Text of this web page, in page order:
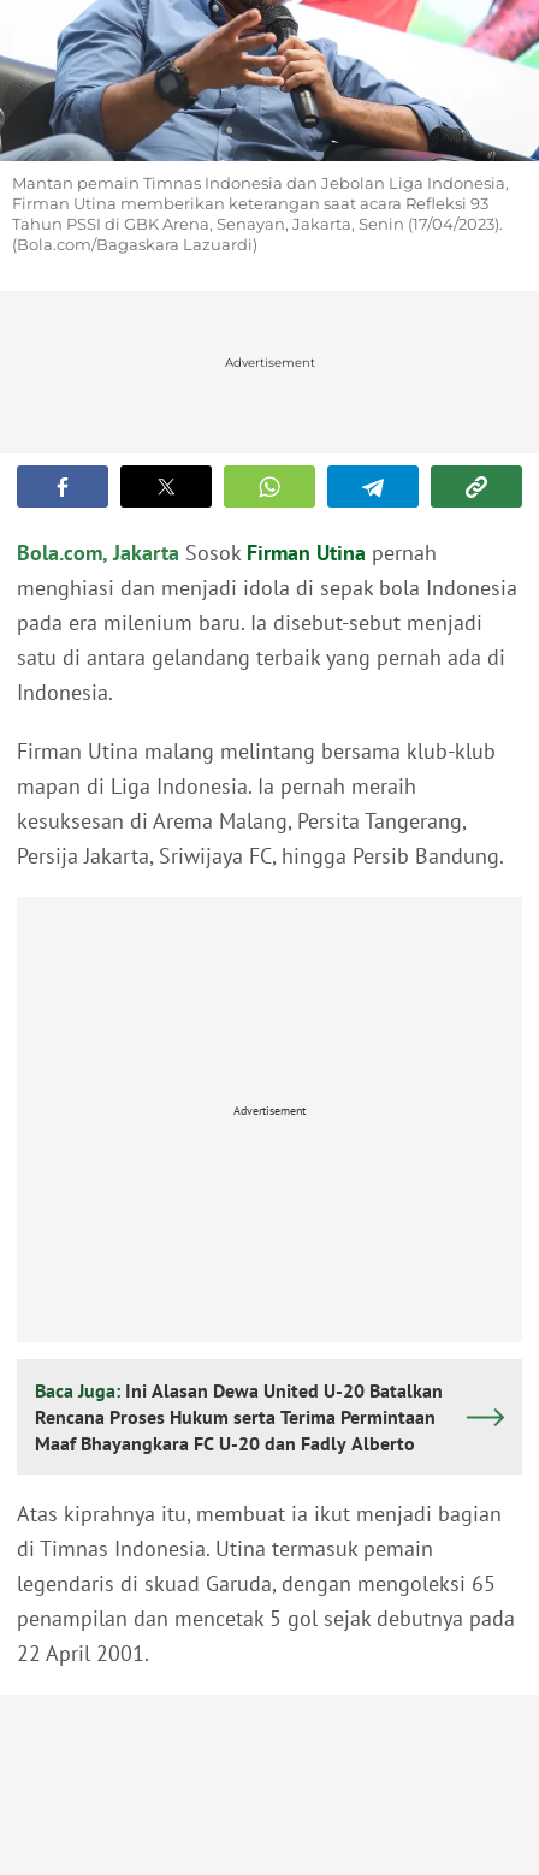
Mantan pemain Timnas Indonesia dan Jebolan Liga Indonesia,
Firman Utina memberikan keterangan saat acara Refleksi 93
Tahun PSSI di GBK Arena, Senayan, Jakarta, Senin (17/04/2023).
(Bola.com/Bagaskara Lazuardi)
Advertisement
Bola.com, Jakarta Sosok Firman Utina pernah
menghiasi dan menjadi idola di sepak bola Indonesia
pada era milenium baru. Ia disebut-sebut menjadi
satu di antara gelandang terbaik yang pernah ada di
Indonesia.
Firman Utina malang melintang bersama klub-klub
mapan di Liga Indonesia. Ia pernah meraih
kesuksesan di Arema Malang, Persita Tangerang,
Persija Jakarta, Sriwijaya FC, hingga Persib Bandung.
Advertisement
Baca Juga: Ini Alasan Dewa United U-20 Batalkan
Rencana Proses Hukum serta Terima Permintaan
Maaf Bhayangkara FC U-20 dan Fadly Alberto
Atas kiprahnya itu, membuat ia ikut menjadi bagian
di Timnas Indonesia. Utina termasuk pemain
legendaris di skuad Garuda, dengan mengoleksi 65
penampilan dan mencetak 5 gol sejak debutnya pada
22 April 2001.